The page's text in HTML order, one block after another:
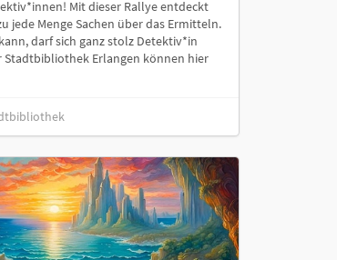
Mit dieser Rallye entdeckt
jede Menge Sachen über das Ermitteln.
darf sich ganz stolz Detektiv*in
Erlangen können hier